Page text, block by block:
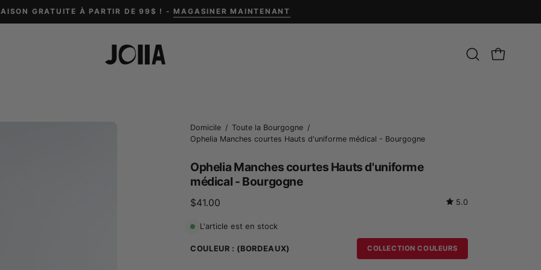
GRATUITE À PARTIR DE 99$ ! -MAGASINER MAINTENANT
OuvrirCHARIOT
Domicile / Toute la Bourgogne /
Ophelia Manches courtes Hauts d'uniforme médical - Bourgogne
Ophelia Manches courtes Hauts d'uniforme
médical - Bourgogne
$41.00 5.0
L'article est en stock
COULEUR : (BORDEAUX) COLLECTION COULEURS